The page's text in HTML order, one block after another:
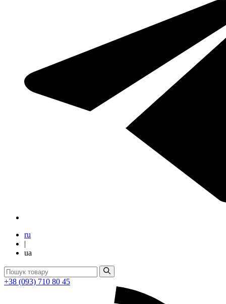
ru
|
ua
+38 (093) 710 80 45